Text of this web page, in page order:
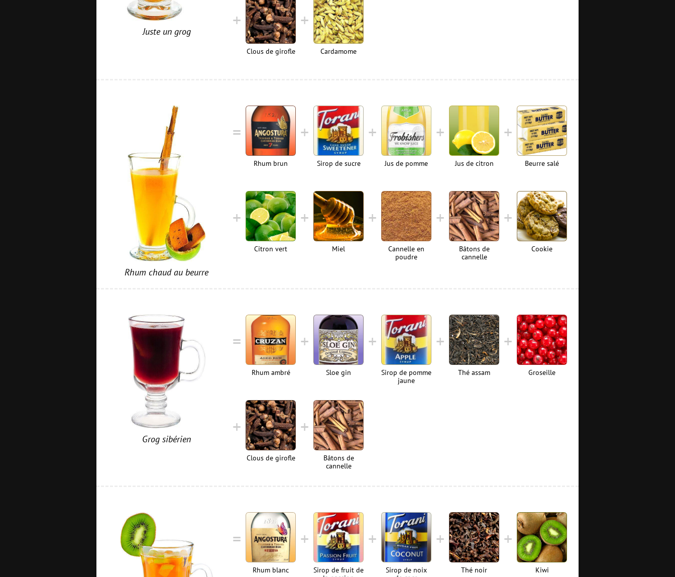
Juste un grog
Clous de girofle Cardamome
Rhum chaud au beurre
Rhum brun Sirop de sucre Jus de pomme Jus de citron Beurre salé
Citron vert Miel
Cannelle en
poudre
Bâtons de
cannelle
Cookie
Grog sibérien
Rhum ambré Sloe gin
Sirop de pomme
jaune
Thé assam Groseille
Clous de girofle
Bâtons de
cannelle
Rhum blanc
Sirop de fruit de
Sirop de noix
Thé noir Kiwi